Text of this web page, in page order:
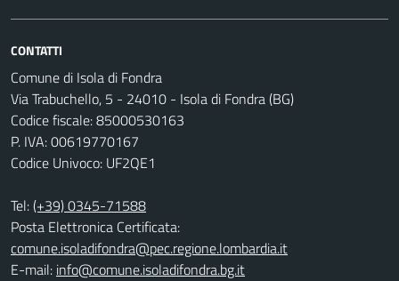
CONTATTI
Comune di Isola di Fondra
Via Trabuchello, 5 - 24010 - Isola di Fondra (BG)
Codice fiscale: 85000530163
P. IVA: 00619770167
Codice Univoco: UF2QE1
Tel:(+39) 0345-71588
Posta Elettronica Certificata:
comune.isoladifondra@pec.regione.lombardia.it
E-mail: info@comune.isoladifondra.bg.it